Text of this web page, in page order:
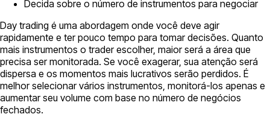
Decida sobre o número de instrumentos para negociar
Day trading é uma abordagem onde você deve agir
rapidamente e ter pouco tempo para tomar decisões. Quanto
mais instrumentos o trader escolher, maior será a área que
precisa ser monitorada. Se você exagerar, sua atenção será
dispersa e os momentos mais lucrativos serão perdidos. É
melhor selecionar vários instrumentos, monitorá-los apenas e
aumentar seu volume com base no número de negócios
fechados.